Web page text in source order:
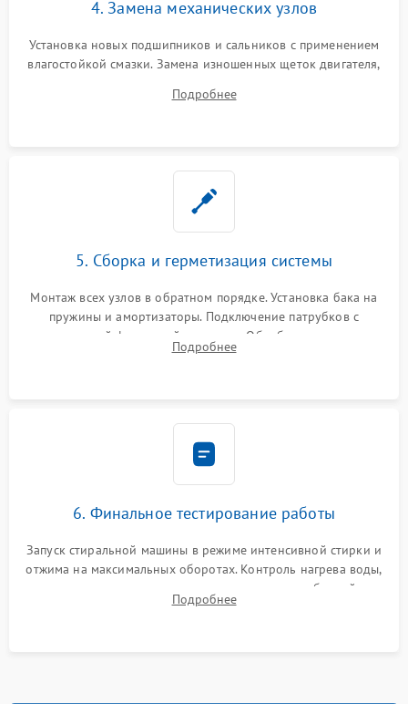
4. Замена механических узлов
Установка новых подшипников и сальников с применением
влагостойкой смазки. Замена изношенных щеток двигателя,
или поврежденной резиновой манжеты.
Подробнее
5. Сборка и герметизация системы
Монтаж всех узлов в обратном порядке. Установка бака на
пружины и амортизаторы. Подключение патрубков с
надежной фиксацией хомутами. Обработка стыков
герметиком для предотвращения возможных протечек воды.
Подробнее
6. Финальное тестирование работы
Запуск стиральной машины в режиме интенсивной стирки и
отжима на максимальных оборотах. Контроль нагрева воды,
корректности слива, отсутствия излишних вибраций,
посторонних стуков и протечек под корпусом.
Подробнее